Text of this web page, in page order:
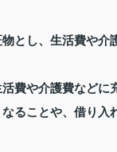
とし、生活費や
費や介護費などに
ることや、借り